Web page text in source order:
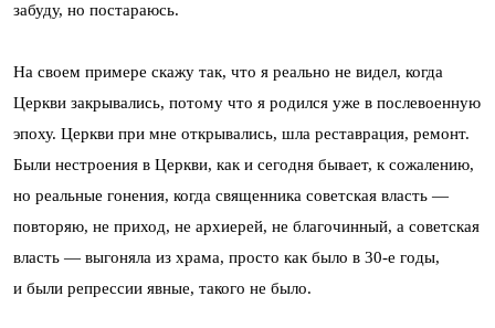
забуду, но постараюсь.
На своем примере скажу так, что я реально не видел, когда
Церкви закрывались, потому что я родился уже в послевоенную
эпоху. Церкви при мне открывались, шла реставрация, ремонт.
Были нестроения в Церкви, как и сегодня бывает, к сожалению,
но реальные гонения, когда священника советская власть —
повторяю, не приход, не архиерей, не благочинный, а советская
власть — выгоняла из храма, просто как было в 30-е годы,
и были репрессии явные, такого не было.